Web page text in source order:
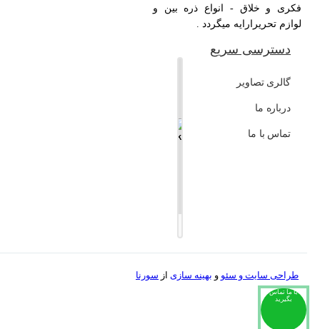
با ما تماس
بگیرید
فکری و خلاق - انواع ذره بین و
لوازم تحریرارایه میگردد .
دسترسی سریع
گالری تصاویر
درباره ما
تماس با ما
طراحی سایت و سئوو بهینه سازی از سورنا